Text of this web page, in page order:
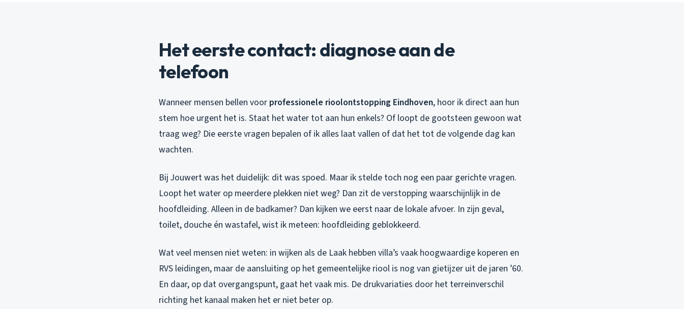
Het eerste contact: diagnose aan de
telefoon
Wanneer mensen bellen voor professionele rioolontstopping Eindhoven, hoor ik direct aan hun
stem hoe urgent het is. Staat het water tot aan hun enkels? Of loopt de gootsteen gewoon wat
traag weg? Die eerste vragen bepalen of ik alles laat vallen of dat het tot de volgende dag kan
wachten.
Bij Jouwert was het duidelijk: dit was spoed. Maar ik stelde toch nog een paar gerichte vragen.
Loopt het water op meerdere plekken niet weg? Dan zit de verstopping waarschijnlijk in de
hoofdleiding. Alleen in de badkamer? Dan kijken we eerst naar de lokale afvoer. In zijn geval,
toilet, douche én wastafel, wist ik meteen: hoofdleiding geblokkeerd.
Wat veel mensen niet weten: in wijken als de Laak hebben villa’s vaak hoogwaardige koperen en
RVS leidingen, maar de aansluiting op het gemeentelijke riool is nog van gietijzer uit de jaren ’60.
En daar, op dat overgangspunt, gaat het vaak mis. De drukvariaties door het terreinverschil
richting het kanaal maken het er niet beter op.